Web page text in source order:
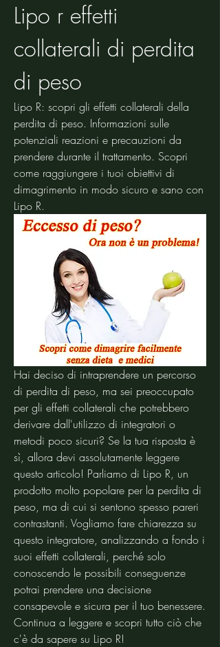
Lipo r effetti
collaterali di perdita
di peso
Lipo R: scopri gli effetti collaterali della
perdita di peso. Informazioni sulle
potenziali reazioni e precauzioni da
prendere durante il trattamento. Scopri
come raggiungere i tuoi obiettivi di
dimagrimento in modo sicuro e sano con
Lipo R.
Hai deciso di intraprendere un percorso
di perdita di peso, ma sei preoccupato
per gli effetti collaterali che potrebbero
derivare dall'utilizzo di integratori o
metodi poco sicuri? Se la tua risposta è
sì, allora devi assolutamente leggere
questo articolo! Parliamo di Lipo R, un
prodotto molto popolare per la perdita di
peso, ma di cui si sentono spesso pareri
contrastanti. Vogliamo fare chiarezza su
questo integratore, analizzando a fondo i
suoi effetti collaterali, perché solo
conoscendo le possibili conseguenze
potrai prendere una decisione
consapevole e sicura per il tuo benessere.
Continua a leggere e scopri tutto ciò che
c'è da sapere su Lipo R!